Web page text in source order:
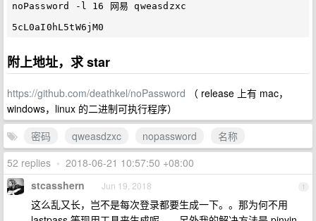
noPassword -l 16 网易 qweasdzxc
附上地址，求 star
https://github.com/deathkel/noPassword （ release 上有 mac，
windows，linux 的二进制可执行程序）
密码
qweasdzxc nopassword
名称
52 replies • 2018-06-21 10:57:50 +08:00
1
stcasshern Jun 19, 2018
这么乱又长，岂不是每次登录都要生成一下。。那为何不用